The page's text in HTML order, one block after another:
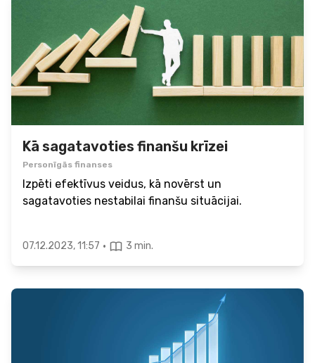
Kā sagatavoties finanšu krīzei
Personīgās finanses
Izpēti efektīvus veidus, kā novērst un
sagatavoties nestabilai finanšu situācijai.
07.12.2023, 11:57 · 3 min.